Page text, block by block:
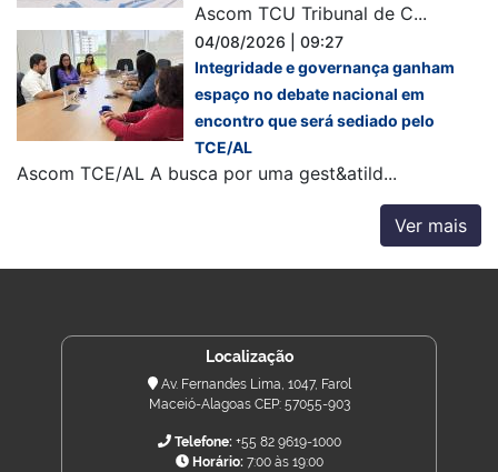
Ascom TCU Tribunal de C...
04/08/2026 | 09:27
Integridade e governança ganham
espaço no debate nacional em
encontro que será sediado pelo
TCE/AL
Ascom TCE/AL A busca por uma gest&atild...
Ver mais
Localização
Av. Fernandes Lima, 1047, Farol
Maceió-Alagoas CEP: 57055-903
Telefone:+55 82 9619-1000
Horário:7:00 às 19:00